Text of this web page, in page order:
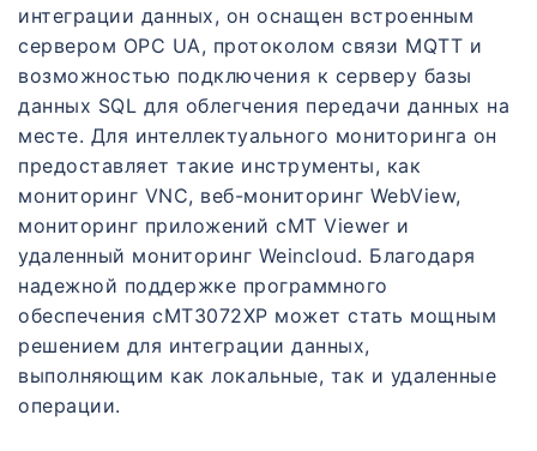
интеграции данных, он оснащен встроенным
сервером OPC UA, протоколом связи MQTT и
возможностью подключения к серверу базы
данных SQL для облегчения передачи данных на
месте. Для интеллектуального мониторинга он
предоставляет такие инструменты, как
мониторинг VNC, веб-мониторинг WebView,
мониторинг приложений cMT Viewer и
удаленный мониторинг Weincloud. Благодаря
надежной поддержке программного
обеспечения cMT3072XP может стать мощным
решением для интеграции данных,
выполняющим как локальные, так и удаленные
операции.